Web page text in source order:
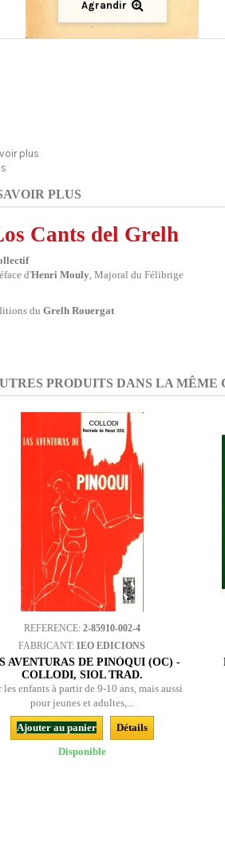
Agrandir
plus
PLUS
Cants del Grelh
d'Henri Mouly, Majoral du Félibrige
du Grelh Rouergat
PRODUITS DANS LA MÊME
REFERENCE: 2-85910-002-4
FABRICANT:IEO EDICIONS
AVENTURAS DE PINÒQUI (OC) -
COLLODI, SIOL TRAD.
les enfants à partir de 9-10 ans, mais aussi
pour jeunes et adultes,...
Ajouter au panier
Détails
Disponible